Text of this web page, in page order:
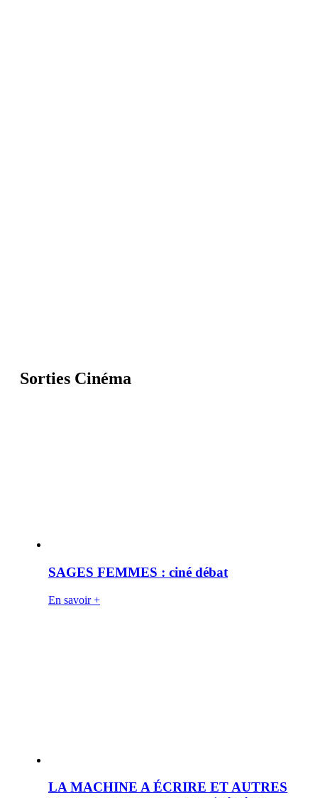
Sorties Cinéma
SAGES FEMMES : ciné débat
En savoir +
LA MACHINE A ÉCRIRE ET AUTRES